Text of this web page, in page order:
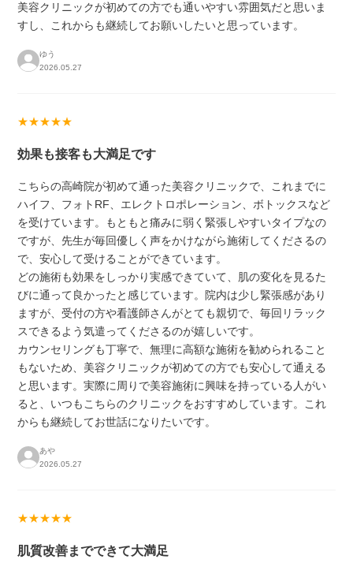
美容クリニックが初めての方でも通いやすい雰囲気だと思いま
すし、これからも継続してお願いしたいと思っています。
ゆう
2026.05.27
★★★★★
効果も接客も大満足です
こちらの高崎院が初めて通った美容クリニックで、これまでに
ハイフ、フォトRF、エレクトロポレーション、ボトックスなど
を受けています。もともと痛みに弱く緊張しやすいタイプなの
ですが、先生が毎回優しく声をかけながら施術してくださるの
で、安心して受けることができています。
どの施術も効果をしっかり実感できていて、肌の変化を見るた
びに通って良かったと感じています。院内は少し緊張感があり
ますが、受付の方や看護師さんがとても親切で、毎回リラック
スできるよう気遣ってくださるのが嬉しいです。
カウンセリングも丁寧で、無理に高額な施術を勧められること
もないため、美容クリニックが初めての方でも安心して通える
と思います。実際に周りで美容施術に興味を持っている人がい
ると、いつもこちらのクリニックをおすすめしています。これ
からも継続してお世話になりたいです。
あや
2026.05.27
★★★★★
肌質改善までできて大満足